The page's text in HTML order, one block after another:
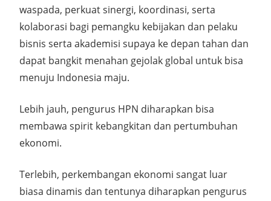
waspada, perkuat sinergi, koordinasi, serta
kolaborasi bagi pemangku kebijakan dan pelaku
bisnis serta akademisi supaya ke depan tahan dan
dapat bangkit menahan gejolak global untuk bisa
menuju Indonesia maju.
Lebih jauh, pengurus HPN diharapkan bisa
membawa spirit kebangkitan dan pertumbuhan
ekonomi.
Terlebih, perkembangan ekonomi sangat luar
biasa dinamis dan tentunya diharapkan pengurus